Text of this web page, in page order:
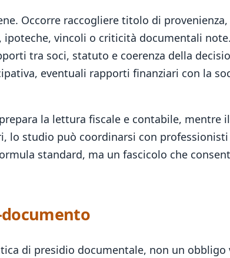
Occorre raccogliere titolo di
vincoli o criticità documentali
tra soci, statuto e coerenza della
eventuali rapporti finanziari con la
la lettura fiscale e contabile, mentre
lo studio può coordinarsi con
standard, ma un fascicolo che
di presidio documentale, non un